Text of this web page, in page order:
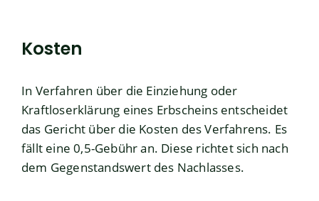
Kosten
In Verfahren über die Einziehung oder
Kraftloserklärung eines Erbscheins entscheidet
das Gericht über die Kosten des Verfahrens. Es
fällt eine 0,5-Gebühr an. Diese richtet sich nach
dem Gegenstandswert des Nachlasses.